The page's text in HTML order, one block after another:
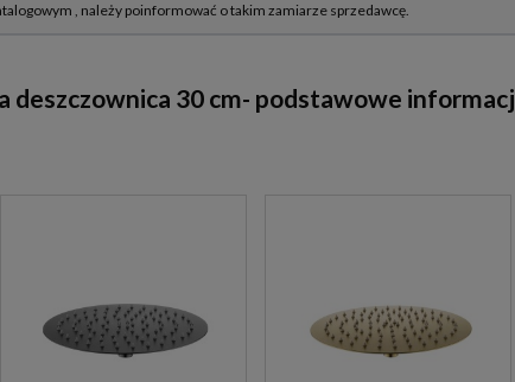
deszczownica 30 cm- podstawowe